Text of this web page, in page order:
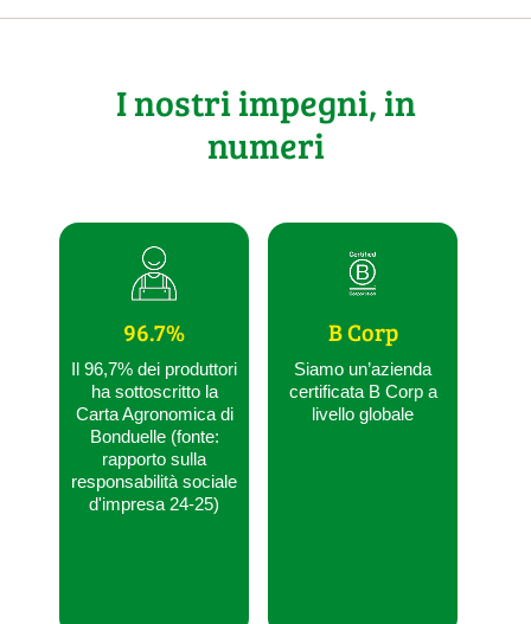
I nostri impegni, in
numeri
96.7%
Il 96,7% dei produttori
ha sottoscritto la
Carta Agronomica di
Bonduelle (fonte:
rapporto sulla
responsabilità sociale
d'impresa 24-25)
B Corp
Siamo un’azienda
certificata B Corp a
livello globale